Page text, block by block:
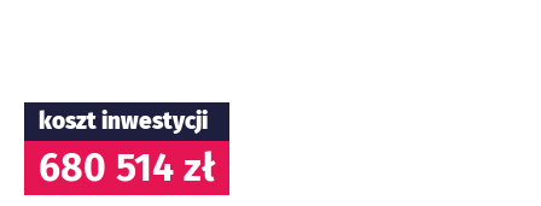
koszt inwestycji
680 514 zł